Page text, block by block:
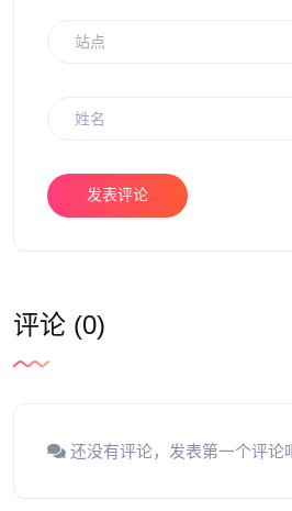
发表评论
评论 (0)
还没有评论，发表第一个评论